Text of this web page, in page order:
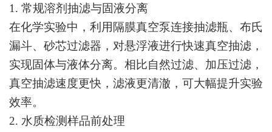
1. 常规溶剂抽滤与固液分离
在化学实验中，利用隔膜真空泵连接抽滤瓶、布氏
漏斗、砂芯过滤器，对悬浮液进行快速真空抽滤，
实现固体与液体分离。相比自然过滤、加压过滤，
真空抽滤速度更快，滤液更清澈，可大幅提升实验
效率。
2. 水质检测样品前处理